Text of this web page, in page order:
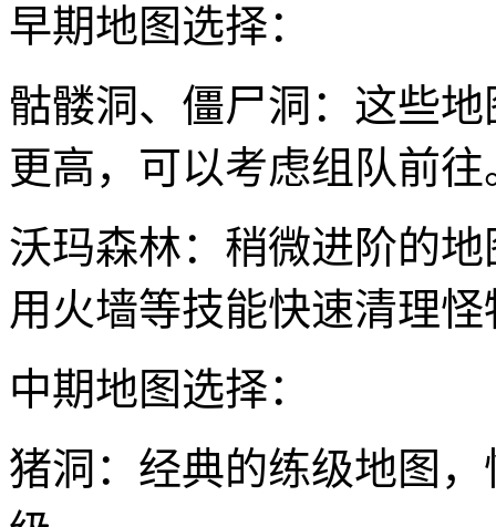
早期地图选择：
骷髅洞、僵尸洞：这些
更高，可以考虑组队前往
沃玛森林：稍微进阶的
用火墙等技能快速清理怪
中期地图选择：
猪洞：经典的练级地图